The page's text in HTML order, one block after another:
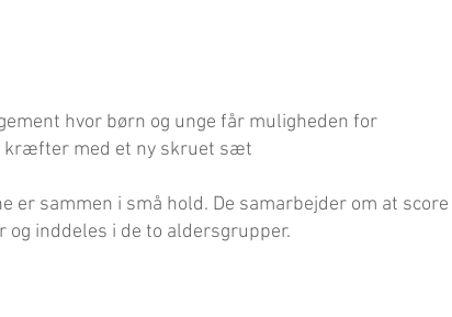
hvor børn og unge får muligheden for
kræfter med et ny skruet sæt
er sammen i små hold. De samarbejder om at
inddeles i de to aldersgrupper.